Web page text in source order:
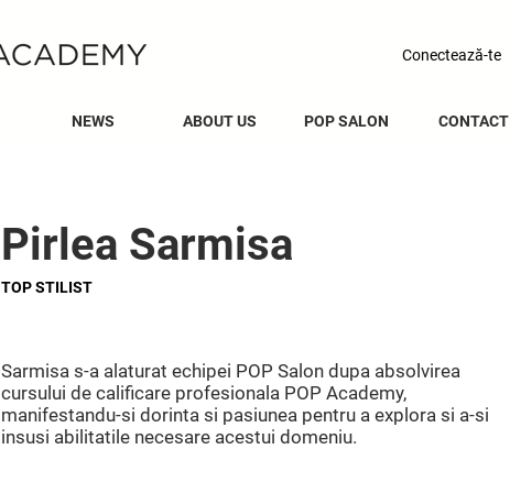
Conectează-te
NEWS ABOUT US POP SALON CONTACT
Pirlea Sarmisa
TOP STILIST
Sarmisa s-a alaturat echipei POP Salon dupa absolvirea
cursului de calificare profesionala POP Academy,
manifestandu-si dorinta si pasiunea pentru a explora si a-si
insusi abilitatile necesare acestui domeniu.